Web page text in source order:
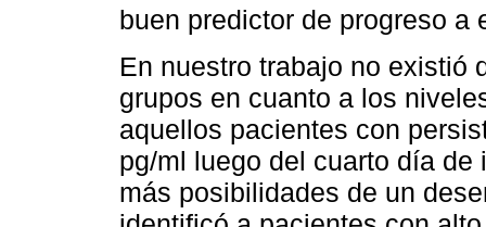
buen predictor de progreso a
En nuestro trabajo no existió
grupos en cuanto a los
aquellos pacientes con
pg/ml luego del cuarto día
más posibilidades de un